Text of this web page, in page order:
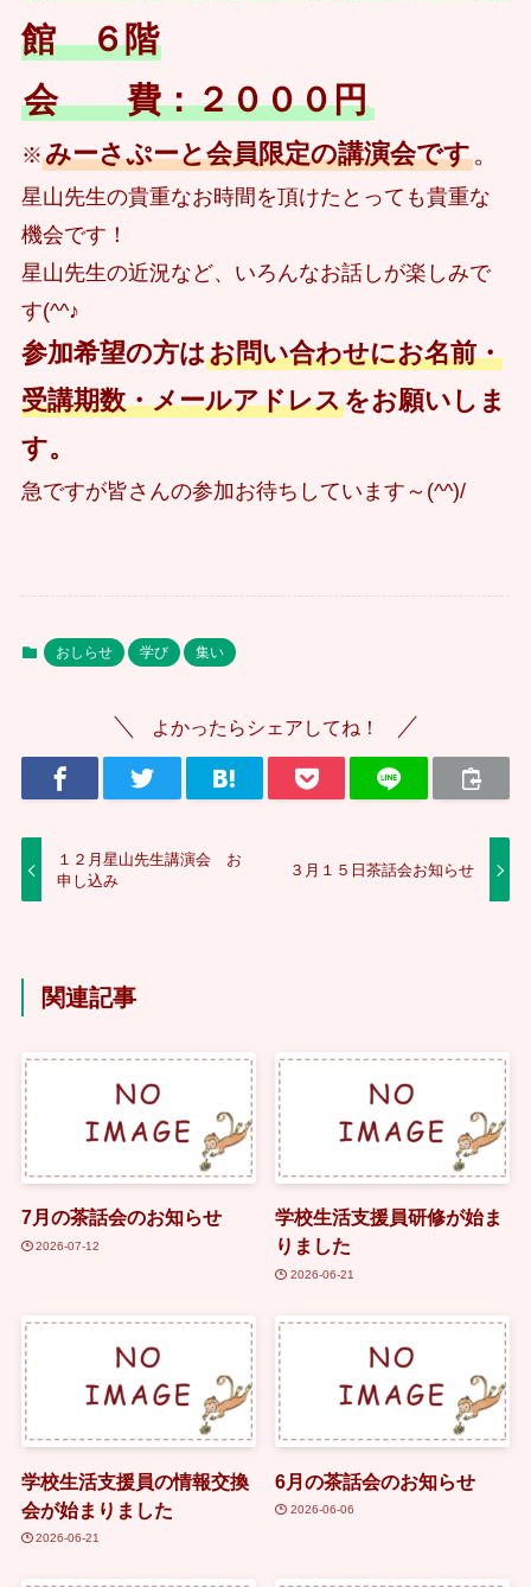
館 ６階
会 費：２０００円
※みーさぷーと会員限定の講演会です。
星山先生の貴重なお時間を頂けたとっても貴重な
機会です！
星山先生の近況など、いろんなお話しが楽しみで
す(^^♪
参加希望の方はお問い合わせにお名前・
受講期数・メールアドレスをお願いしま
す。
急ですが皆さんの参加お待ちしています～(^^)/
おしらせ 学び 集い
よかったらシェアしてね！
１２月星山先生講演会 お
申し込み
３月１５日茶話会お知らせ
関連記事
7月の茶話会のお知らせ
2026-07-12
学校生活支援員研修が始ま
りました
2026-06-21
学校生活支援員の情報交換
会が始まりました
2026-06-21
6月の茶話会のお知らせ
2026-06-06